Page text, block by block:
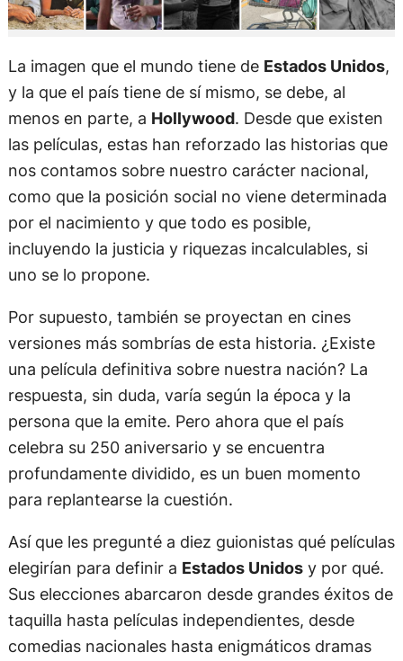
La imagen que el mundo tiene de Estados Unidos,
y la que el país tiene de sí mismo, se debe, al
menos en parte, a Hollywood. Desde que existen
las películas, estas han reforzado las historias que
nos contamos sobre nuestro carácter nacional,
como que la posición social no viene determinada
por el nacimiento y que todo es posible,
incluyendo la justicia y riquezas incalculables, si
uno se lo propone.
Por supuesto, también se proyectan en cines
versiones más sombrías de esta historia. ¿Existe
una película definitiva sobre nuestra nación? La
respuesta, sin duda, varía según la época y la
persona que la emite. Pero ahora que el país
celebra su 250 aniversario y se encuentra
profundamente dividido, es un buen momento
para replantearse la cuestión.
Así que les pregunté a diez guionistas qué películas
elegirían para definir a Estados Unidosy por qué.
Sus elecciones abarcaron desde grandes éxitos de
taquilla hasta películas independientes, desde
comedias nacionales hasta enigmáticos dramas